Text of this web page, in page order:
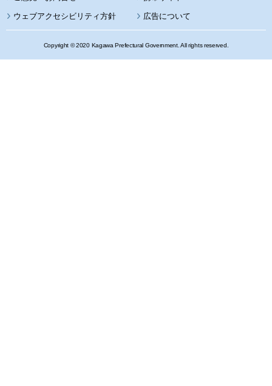
ウェブアクセシビリティ方針 広告について
Copyright © 2020 Kagawa Prefectural Government. All rights reserved.